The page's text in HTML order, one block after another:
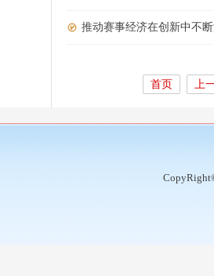
推动赛事经济在创新中不
首页 上